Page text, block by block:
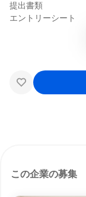
提出書類
エントリーシート
この企業の募集